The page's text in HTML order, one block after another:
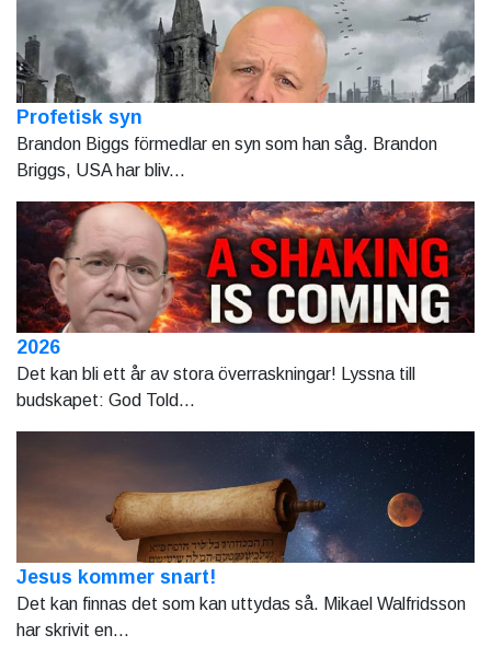
Profetisk syn
Brandon Biggs förmedlar en syn som han såg. Brandon
Briggs, USA har bliv...
2026
Det kan bli ett år av stora överraskningar! Lyssna till
budskapet: God Told...
Jesus kommer snart!
Det kan finnas det som kan uttydas så. Mikael Walfridsson
har skrivit en...